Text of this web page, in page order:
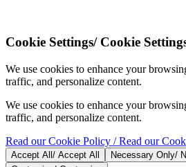
Cookie Settings/ Cookie
We use cookies to enhance your
traffic, and personalize content.
We use cookies to enhance your
traffic, and personalize content.
Read our Cookie Policy / Read our
Accept All / Accept All Necessary Only/